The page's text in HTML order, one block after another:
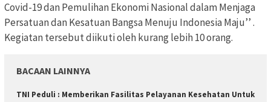
Covid-19 dan Pemulihan Ekonomi Nasional dalam Menjaga
Persatuan dan Kesatuan Bangsa Menuju Indonesia Maju’’ .
Kegiatan tersebut diikuti oleh kurang lebih 10 orang.
BACAAN LAINNYA
TNI Peduli : Memberikan Fasilitas Pelayanan Kesehatan Untuk